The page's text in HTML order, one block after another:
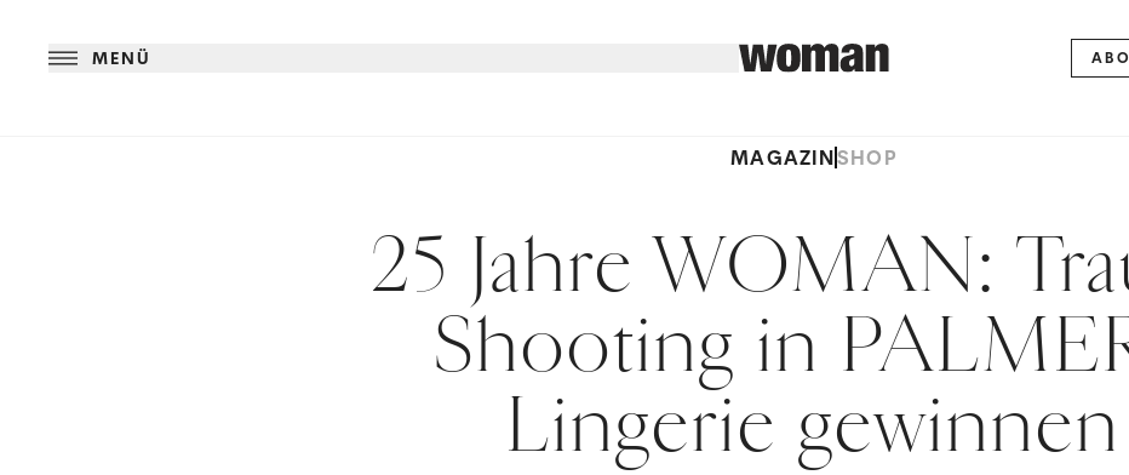
MENÜ
MAGAZINSHOP
25 Jahre WOMAN:
Shooting in
Lingerie gewinnen